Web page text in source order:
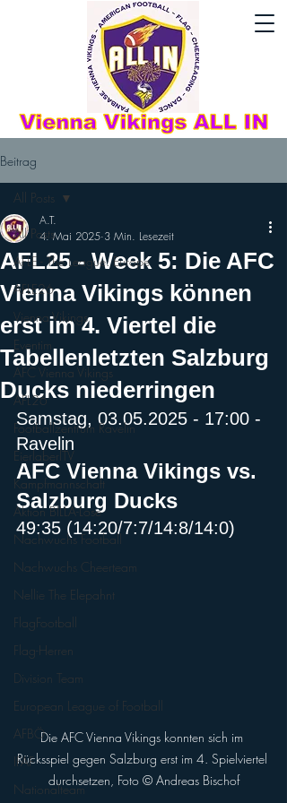
Beitrag
All Posts
AFLE - The League: Europe
AFLE26
Vienna Vikings
Eventim
AFC Vienna Vikings
AFL26
Footballzentrum Ravelin
EierlaberlTV
Kampfmannschaft
Aktion BILLA-Lose
Nachwuchs Football
Nachwuchs Cheerteam
Nellie The Elepahnt
FlagFootball
Flag-Herren
Division Team
European League of Football
AFBÖ
IFAF
Nationalteam
All Posts
AFL25 - Week 5: Die AFC
Vienna Vikings können
erst im 4. Viertel die
Tabellenletzten Salzburg
Ducks niederringen
A.T.
4. Mai 2025 3 Min. Lesezeit
Samstag, 03.05.2025 - 17:00 -
Ravelin
AFC Vienna Vikings vs.
Salzburg Ducks
49:35 (14:20/7:7/14:8/14:0)
Die AFC Vienna Vikings konnten sich im
Rücksspiel gegen Salzburg erst im 4. Spielviertel
durchsetzen, Foto ©️ Andreas Bischof